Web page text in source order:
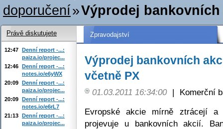
doporučení»Výprodej
Zpravodajství
Výprodej bankovních
včetně PX
01.03.2011 16:34:00 |
Komerční
Evropské akcie mírně ztrácejí a
projevuje u bankovních akcií.
Právě diskutujete
12:47 Denní report -...:
paiza.io/projec...
12:46 Denní report -...:
notes.io/e6yWX
20:09 Denní report -...:
paiza.io/projec...
20:09 Denní report -...:
notes.io/e6rL7
21:13 Denní report -...:
paiza.io/projec...